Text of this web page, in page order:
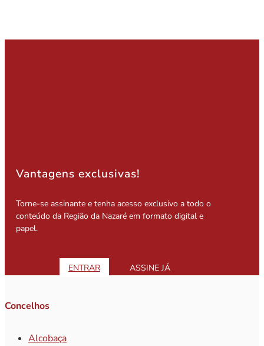
Vantagens exclusivas!
Torne-se assinante e tenha acesso exclusivo a todo o
conteúdo da Região da Nazaré em formato digital e
papel.
ENTRAR ASSINE JÁ
Concelhos
Alcobaça